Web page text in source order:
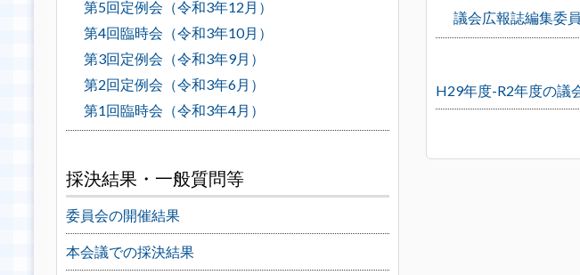
第5回定例会（令和3年12月）
第4回臨時会（令和3年10月）
第3回定例会（令和3年9月）
第2回定例会（令和3年6月）
第1回臨時会（令和3年4月）
採決結果・一般質問等
委員会の開催結果
本会議での採決結果
議会広報誌編集委
H29年度-R2年度の議